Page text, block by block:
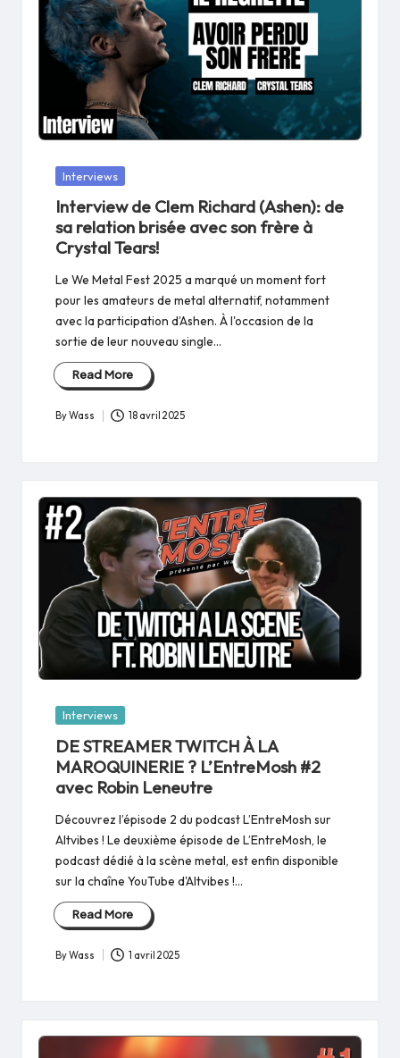
Posted
Interviews
Interview de Clem Richard (Ashen): de
sa relation brisée avec son frère à
Crystal Tears!
Le We Metal Fest 2025 a marqué un moment fort
pour les amateurs de metal alternatif, notamment
avec la participation d’Ashen. À l'occasion de la
sortie de leur nouveau single…
Read More
Posted
ByWass 18 avril 2025
Posted
Interviews
DE STREAMER TWITCH À LA
MAROQUINERIE ? L’EntreMosh #2
avec Robin Leneutre
Découvrez l’épisode 2 du podcast L’EntreMosh sur
Altvibes ! Le deuxième épisode de L’EntreMosh, le
podcast dédié à la scène metal, est enfin disponible
sur la chaîne YouTube d'Altvibes !…
Read More
Posted
ByWass 1 avril 2025